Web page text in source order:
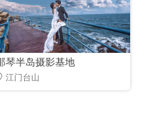
琴半岛摄影基地
江门台山